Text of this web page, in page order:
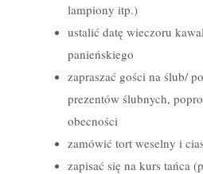
lampiony itp.)
ustalić datę wieczoru
panieńskiego
zapraszać gości na ślub/
prezentów ślubnych,
obecności
zamówić tort weselny i
zapisać się na kurs tańca